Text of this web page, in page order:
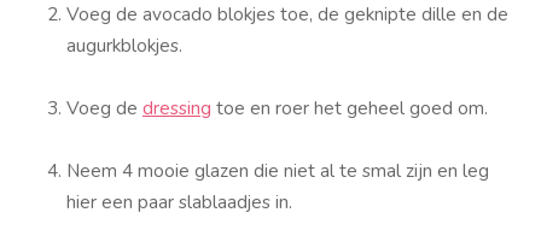
Voeg de avocado blokjes toe, de geknipte dille en de
augurkblokjes.
Voeg de dressing toe en roer het geheel goed om.
Neem 4 mooie glazen die niet al te smal zijn en leg
hier een paar slablaadjes in.